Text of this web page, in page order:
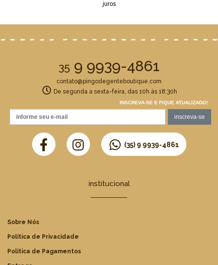
juros
35 9 9939-4861
contato@pingodegenteboutique.com
De segunda a sexta-feira, das 10h às 18:30h
INSCREVA-SE E FIQUE ATUALIZADO!
(35) 9 9939-4861
institucional
Sobre Nós
Política de Privacidade
Política de Pagamentos